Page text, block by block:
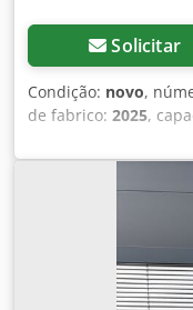
Solicitar
Condição: novo,
de fabrico: 2025,
, tipo
mastro:outro, altura
tipo de motor: